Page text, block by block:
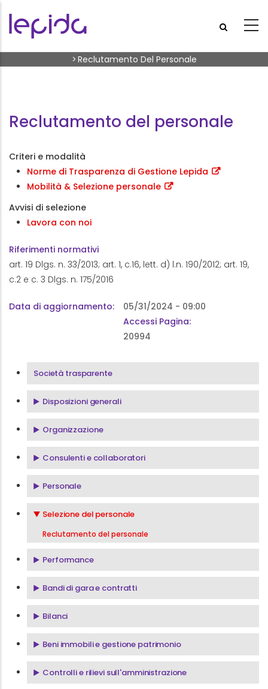
Breadcrumb
> Reclutamento Del Personale
Reclutamento del personale
Criteri e modalità
Norme di Trasparenza di Gestione Lepida
Mobilità & Selezione personale
Avvisi di selezione
Lavora con noi
Riferimenti normativi
art. 19 Dlgs. n. 33/2013; art. 1, c.16, lett. d) l.n. 190/2012; art. 19,
c.2 e c. 3 Dlgs. n. 175/2016
Data di aggiornamento
05/31/2024 - 09:00
Accessi Pagina:
20994
Menu Società Trasparente
Società trasparente
Disposizioni generali
Organizzazione
Consulenti e collaboratori
Personale
Selezione del personale
Reclutamento del personale
Performance
Bandi di gara e contratti
Bilanci
Beni immobili e gestione patrimonio
Controlli e rilievi sull'amministrazione